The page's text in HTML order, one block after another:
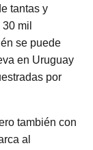
tantas y
mil
se puede
en Uruguay
por
también con
al